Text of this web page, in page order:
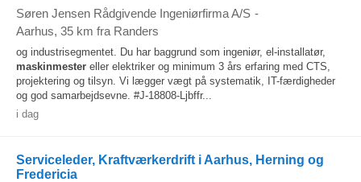
Søren Jensen Rådgivende Ingeniørfirma A/S -
Aarhus, 35 km fra Randers
og industrisegmentet. Du har baggrund som ingeniør, el-installatør,
maskinmester eller elektriker og minimum 3 års erfaring med CTS,
projektering og tilsyn. Vi lægger vægt på systematik, IT-færdigheder
og god samarbejdsevne. #J-18808-Ljbffr...
i dag
Serviceleder, Kraftværkerdrift i Aarhus, Herning og
Fredericia